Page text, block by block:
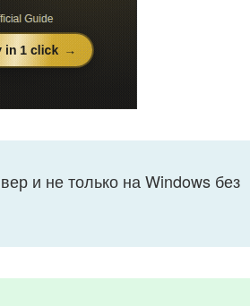
и не только на Windows без